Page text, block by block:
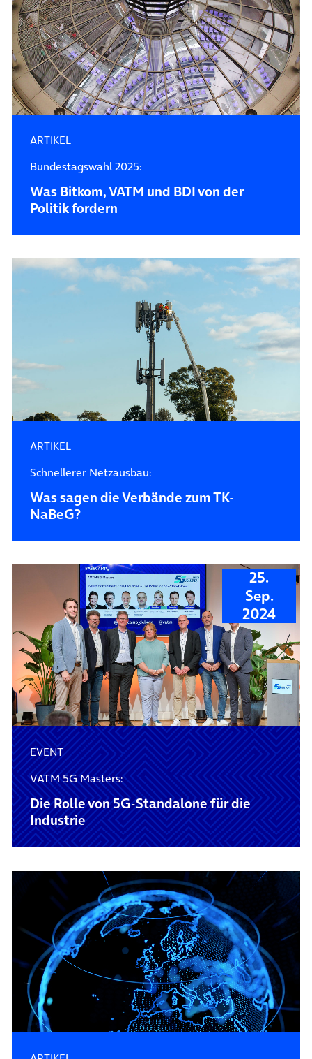
ARTIKEL
Bundestagswahl 2025:
Was Bitkom, VATM und BDI von der
Politik fordern
ARTIKEL
Schnellerer Netzausbau:
Was sagen die Verbände zum TK-
NaBeG?
25.
Sep.
2024
EVENT
VATM 5G Masters:
Die Rolle von 5G-Standalone für die
Industrie